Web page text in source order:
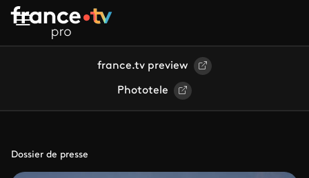
Aller au contenu principal
france.tv preview
Phototele
Dossier de presse